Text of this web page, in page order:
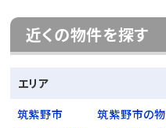
近くの物件を探す
エリア
筑紫野市
筑紫野市の